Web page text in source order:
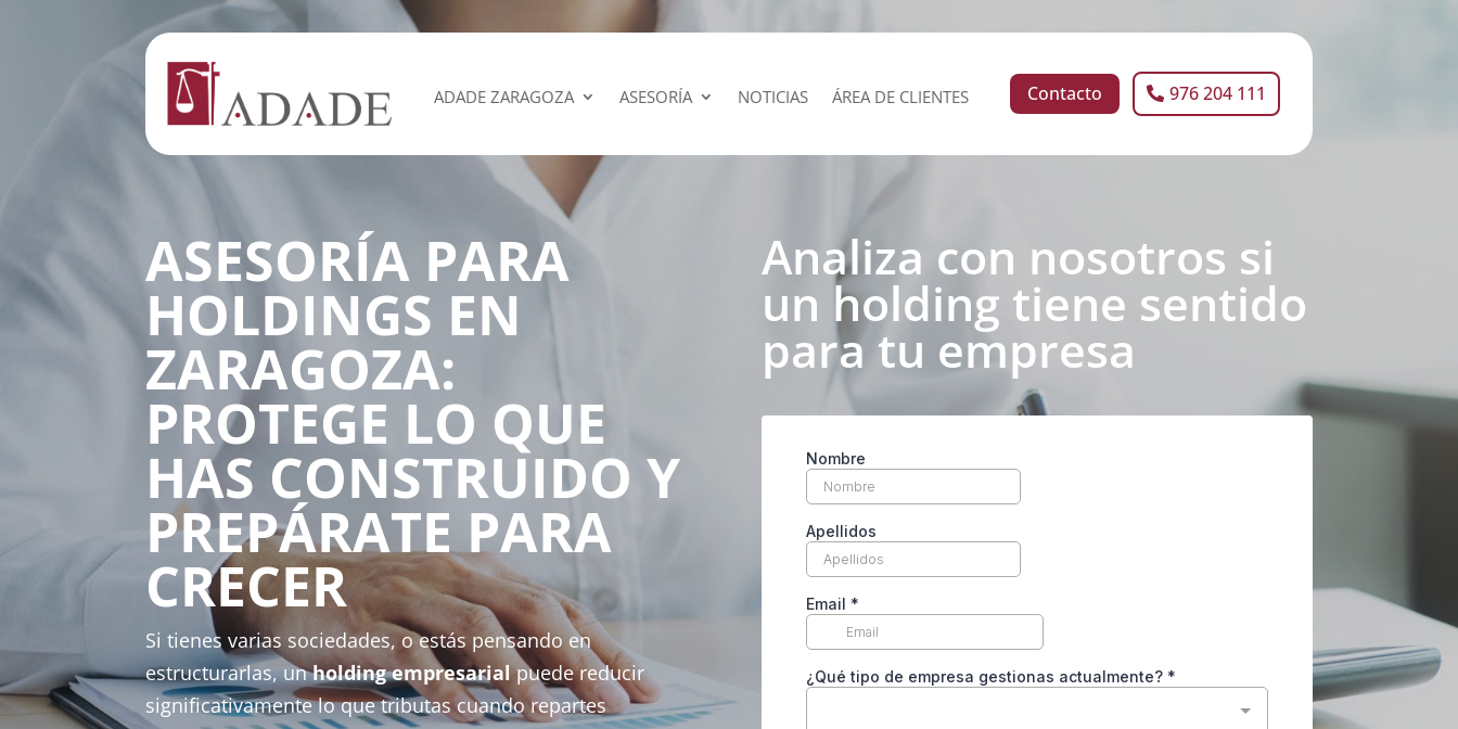
ADADE ZARAGOZA ASESORÍA NOTICIAS ÁREA DE CLIENTES Contacto 976 204 111
ASESORÍA PARA
HOLDINGS EN
ZARAGOZA:
PROTEGE LO QUE
HAS CONSTRUIDO Y
PREPÁRATE PARA
CRECER
Si tienes varias sociedades, o estás pensando en
estructurarlas, unholding empresarialpuede reducir
significativamente lo que tributas cuando repartes
Analiza con nosotros si
un holding tiene sentido
para tu empresa